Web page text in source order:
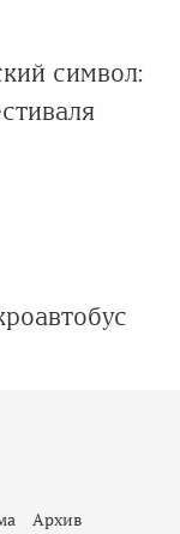
символ:
Архив